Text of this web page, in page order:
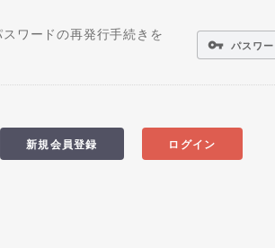
ワードの再発行手続きを
vpn_key パスワ
ログイン
新規会員登録